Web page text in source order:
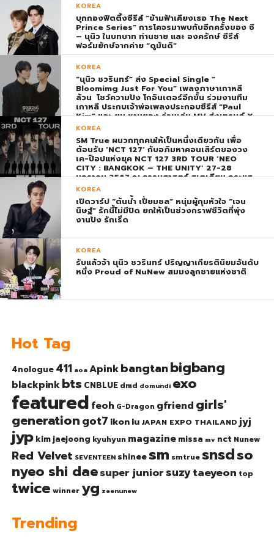
KOREA
บุกกองฟิตติ้งซีรีส์ “ข้ามฟ้าเคียงเธอ The Next
Prince Series” การโคจรมาพบกับอีกครั้งของ ซี
– นุนิว ในบทบาท ท่านชาย และ องครักษ์ ซีรีส์
ฟอร์มยักษ์จากค่าย “ดูมันดิ”
KOREA
“นุนิว ชวรินทร์” ส่ง Special Single “
Bloomimg Just For You” เพลงภาษาเกาหลี
ล้วน โชว์ความปัง โกอินเตอร์อีกขั้น ร่วมงานทีม
เกาหลี ประกบเจ้าพ่อเพลงประกอบซีรีส์ “Paul
Kim” และ ยุน ชานยอง ร่วมเล่น MV ส่งเทรนด์ X
พุ่ง ติดอันดับ 1 โลก
KOREA
SM True ผนวกทุกคนให้เป็นหนึ่งเดียวกัน เพื่อ
ต้อนรับ ‘NCT 127’ กับอภิมหาคอนเสิร์ตของวง
เค-ป๊อปแห่งยุค NCT 127 3RD TOUR ‘NEO
CITY : BANGKOK – THE UNITY’ 27-28
มกราคม 2567 ณ ธรรมศาสตร์ สเตเดียม กระแส
ตอบรับยิ่งใหญ่สมการรอคอย บัตร SOLD OUT
ทุกที่นั่งทันทีที่เปิดจำหน่าย !
KOREA
เปิดวาร์ป “ต้นน้ำ เปี่ยมชล” หนุ่มผู้กุมหัวใจ “เจน
นิษฐ์” รักนี้ไม่มีปิด ยกให้เป็นช่วงกราฟชีวิตที่พุ่ง
งานปัง รักเริ่ด
KOREA
รับแล้วจ้า นุนิว ชวรินทร์ ปริญญาเกียรตินิยมอันดับ
หนึ่ง Proud of NuNew สมมงลูกชายแห่งชาติ
Hot Tag
4nologue 411 aoa Apinkbangtanbigbang
blackpinkbts CNBLUE dmd domundi exo
featured feoh G-Dragon gfriend girls'
generationgot7 ikoniu JAPAN EXPO THAILAND jyj
jyp kim jaejoong kyuhyun magazine missa mv nct Nunew
Red Velvet SEVENTEEN shinee sm smtrue snsdso
nyeo shi daesuper junior suzytaeyeon top
twice winner yg zeenunew
Trending